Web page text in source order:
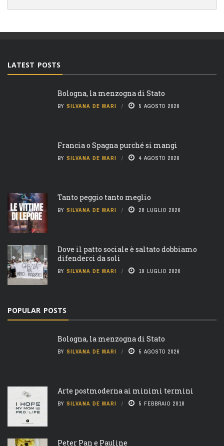
LATEST POSTS
Bologna, la menzogna di Stato
BY SILVANA DE MARI 5 AGOSTO 2026
Francia o Spagna purché si mangi
BY SILVANA DE MARI 4 AGOSTO 2026
Tanto peggio tanto meglio
BY SILVANA DE MARI 28 LUGLIO 2026
Dove il patto sociale è saltato dobbiamo
difenderci da soli
BY SILVANA DE MARI 19 LUGLIO 2026
POPULAR POSTS
Bologna, la menzogna di Stato
BY SILVANA DE MARI 5 AGOSTO 2026
Arte postmoderna ai minimi termini
BY SILVANA DE MARI 5 FEBBRAIO 2018
Peter Pan e Pauline